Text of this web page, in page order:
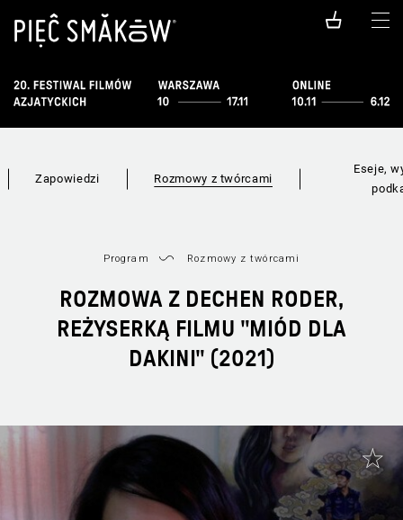
Zapowiedzi Rozmowy z twórcami
Eseje,
Program Rozmowy z twórcami
ROZMOWA Z DECHEN RODER,
REŻYSERKĄ FILMU "MIÓD DLA
DAKINI" (2021)